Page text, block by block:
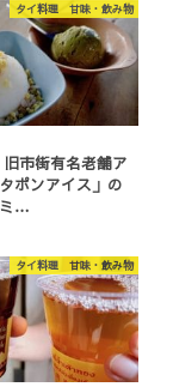
タイ料理 甘味・飲み物
市街有名老舗ア
ポンアイス」の
ミ…
タイ料理 甘味・飲み物